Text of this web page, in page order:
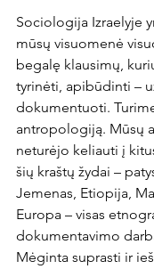
Sociologija Izraelyje
mūsų visuomenė
begalę klausimų,
tyrinėti, apibūdinti –
dokumentuoti.
antropologiją. Mūsų
neturėjo keliauti į
šių kraštų žydai –
Jemenas, Etiopija,
Europa – visas
dokumentavimo
Mėginta suprasti ir